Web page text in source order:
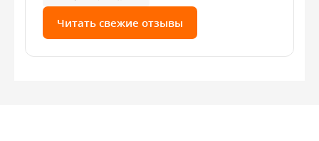
Читать свежие отзывы